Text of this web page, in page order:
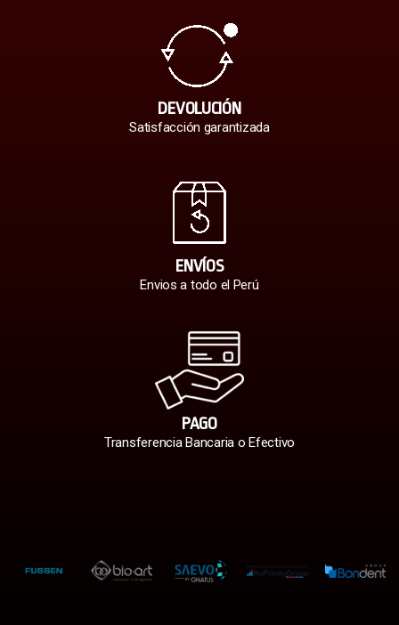
DEVOLUCIÓN
Satisfacción garantizada
ENVÍOS
Envios a todo el Perú
PAGO
Transferencia Bancaria o Efectivo